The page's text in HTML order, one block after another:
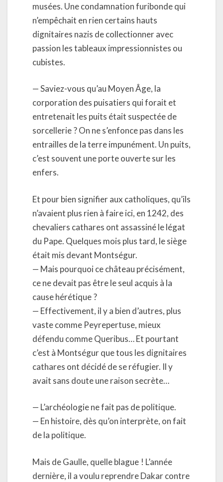
musées. Une condamnation furibonde qui
n’empêchait en rien certains hauts
dignitaires nazis de collectionner avec
passion les tableaux impressionnistes ou
cubistes.
— Saviez-vous qu’au Moyen Âge, la
corporation des puisatiers qui forait et
entretenait les puits était suspectée de
sorcellerie ? On ne s’enfonce pas dans les
entrailles de la terre impunément. Un puits,
c’est souvent une porte ouverte sur les
enfers.
Et pour bien signifier aux catholiques, qu’ils
n’avaient plus rien à faire ici, en 1242, des
chevaliers cathares ont assassiné le légat
du Pape. Quelques mois plus tard, le siège
était mis devant Montségur.
— Mais pourquoi ce château précisément,
ce ne devait pas être le seul acquis à la
cause hérétique ?
— Effectivement, il y a bien d’autres, plus
vaste comme Peyrepertuse, mieux
défendu comme Queribus… Et pourtant
c’est à Montségur que tous les dignitaires
cathares ont décidé de se réfugier. Il y
avait sans doute une raison secrète…
— L’archéologie ne fait pas de politique.
— En histoire, dès qu’on interprète, on fait
de la politique.
Mais de Gaulle, quelle blague ! L’année
dernière, il a voulu reprendre Dakar contre